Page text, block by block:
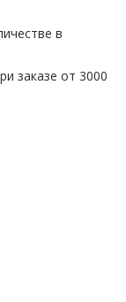
в
заказе от 3000